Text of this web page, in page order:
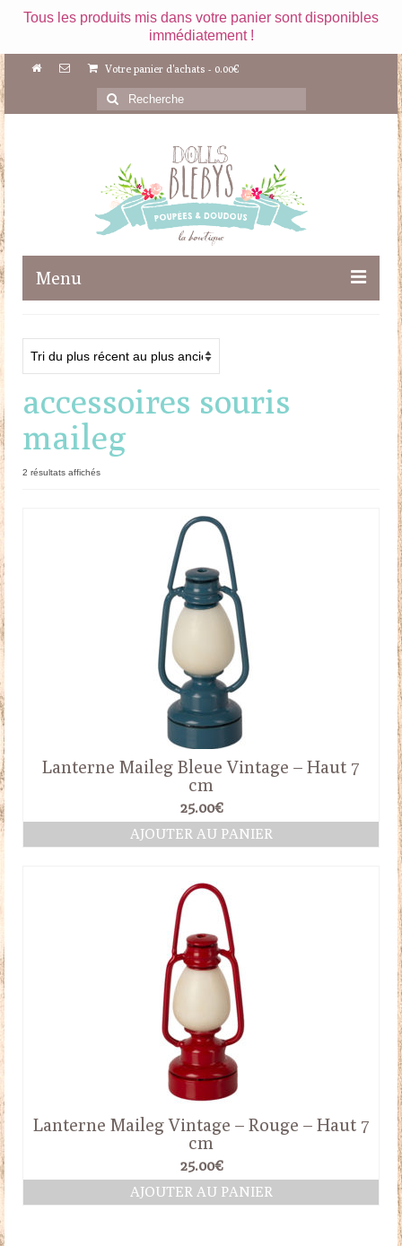
Tous les produits mis dans votre panier sont disponibles
immédiatement !
Votre panier d'achats - 0.00€
Rechercher
:
Menu
Maileg
Poupées
Doudous
Mobilier & Accessoires
accessoires souris
maileg
2 résultats affichésTrié
Lanterne Maileg Bleue Vintage – Haut 7
cm
25.00€
AJOUTER AU PANIER
Lanterne Maileg Vintage – Rouge – Haut 7
cm
25.00€
AJOUTER AU PANIER